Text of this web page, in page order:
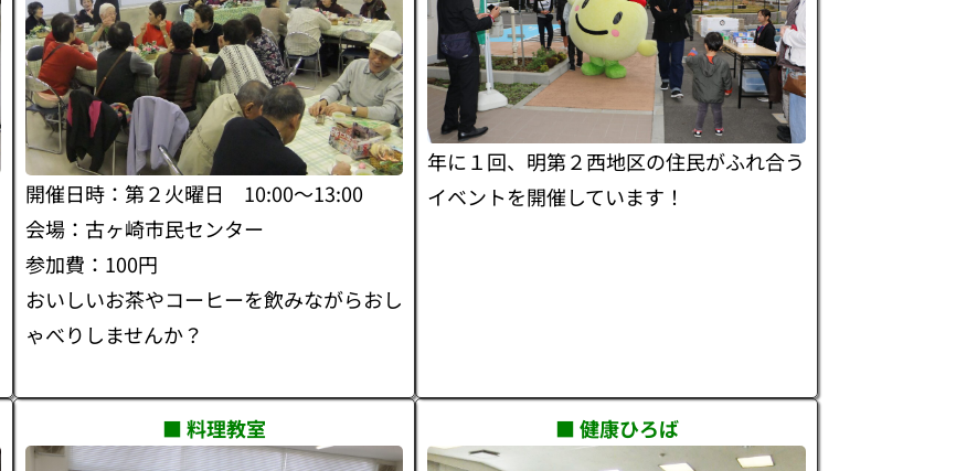
開催日時：第２火曜日 10:00～13:00
会場：古ヶ崎市民センター
参加費：100円
おいしいお茶やコーヒーを飲みながらおし
ゃべりしませんか？
年に１回、明第２西地区の住民がふれ合う
イベントを開催しています！
■ 料理教室 ■ 健康ひろば